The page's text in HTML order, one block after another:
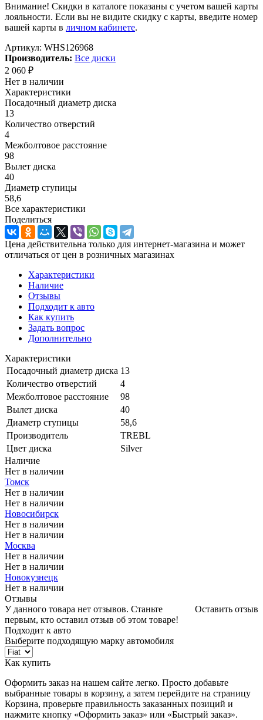
Внимание! Скидки в каталоге показаны с учетом вашей карты
лояльности. Если вы не видите скидку с карты, введите номер
вашей карты в личном кабинете.
Артикул: WHS126968
Производитель: Все диски
2 060 ₽
Нет в наличии
Характеристики
Посадочный диаметр диска
13
Количество отверстий
4
Межболтовое расстояние
98
Вылет диска
40
Диаметр ступицы
58,6
Все характеристики
Поделиться
Цена действительна только для интернет-магазина и может
отличаться от цен в розничных магазинах
Характеристики
Наличие
Отзывы
Подходит к авто
Как купить
Задать вопрос
Дополнительно
Характеристики
Посадочный диаметр диска 13
Количество отверстий
4
Межболтовое расстояние
98
Вылет диска
40
Диаметр ступицы
58,6
Производитель
TREBL
Цвет диска
Silver
Наличие
Нет в наличии
Томск
Нет в наличии
Нет в наличии
Новосибирск
Нет в наличии
Нет в наличии
Москва
Нет в наличии
Нет в наличии
Новокузнецк
Нет в наличии
Отзывы
Оставить отзыв
У данного товара нет отзывов. Станьте
первым, кто оставил отзыв об этом товаре!
Подходит к авто
Выберите подходящую марку автомобиля
Как купить
Оформить заказ на нашем сайте легко. Просто добавьте
выбранные товары в корзину, а затем перейдите на страницу
Корзина, проверьте правильность заказанных позиций и
нажмите кнопку «Оформить заказ» или «Быстрый заказ».